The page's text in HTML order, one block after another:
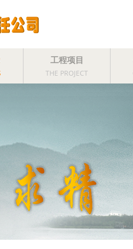
工程项目
THE PROJECT